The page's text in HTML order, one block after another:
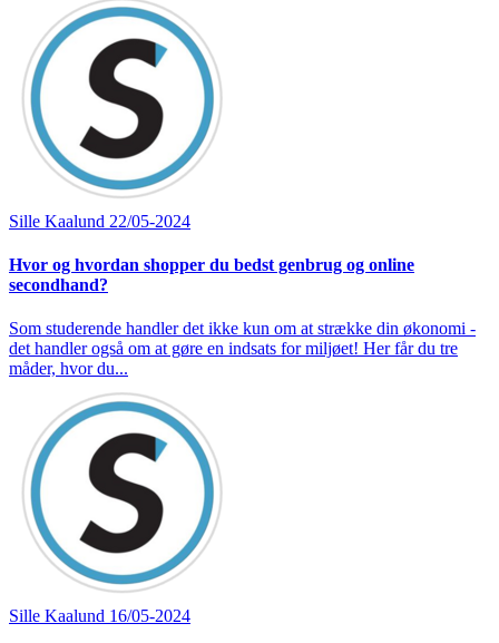
Sille Kaalund 22/05-2024
Hvor og hvordan shopper du bedst genbrug og online
secondhand?
Som studerende handler det ikke kun om at strække din økonomi -
det handler også om at gøre en indsats for miljøet! Her får du tre
måder, hvor du...
Sille Kaalund 16/05-2024